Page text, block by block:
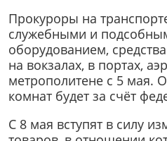
Прокуроры на
служебными и
оборудованием,
на вокзалах, в портах,
метрополитене с 5 мая.
комнат будет за счёт
С 8 мая вступят в силу